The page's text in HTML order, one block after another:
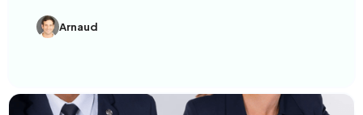
Arnaud